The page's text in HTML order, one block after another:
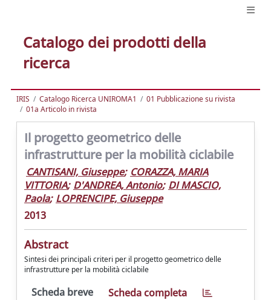
Catalogo dei prodotti della
ricerca
IRIS Catalogo Ricerca UNIROMA1
01 Pubblicazione su rivista
01a Articolo in rivista
Il progetto geometrico delle
infrastrutture per la mobilità ciclabile
CANTISANI, Giuseppe; CORAZZA, MARIA
VITTORIA; D'ANDREA, Antonio; DI MASCIO,
Paola; LOPRENCIPE, Giuseppe
2013
Abstract
Sintesi dei principali criteri per il progetto geometrico delle
infrastrutture per la mobilità ciclabile
Scheda breve Scheda completa